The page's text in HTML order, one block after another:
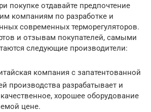
покупке отдавайте предпочтение
компаниям по разработке и
современных терморегуляторов.
и отзывам покупателей, самыми
следующие производители:
компания с запатентованной
производства разрабатывает и
качественное, хорошее оборудование
цене.